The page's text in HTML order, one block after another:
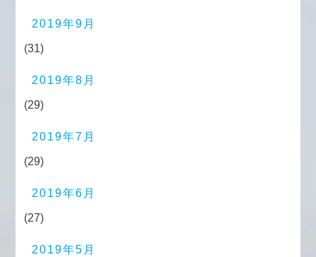
2019年9月
(31)
2019年8月
(29)
2019年7月
(29)
2019年6月
(27)
2019年5月